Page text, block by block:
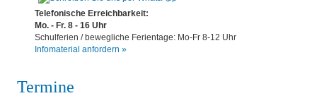
Telefonische Erreichbarkeit:
Mo. - Fr. 8 - 16 Uhr
Schulferien / bewegliche Ferientage: Mo-Fr 8-12 Uhr
Infomaterial anfordern »
Termine